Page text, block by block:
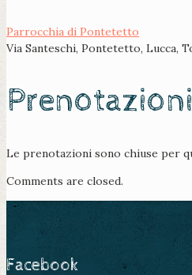
Parrocchia di Pontetetto
Via Santeschi, Pontetetto, Lucca,
Prenotazioni
Le prenotazioni sono chiuse per
Comments are closed.
Facebook